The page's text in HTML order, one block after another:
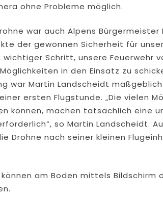
ohne Probleme möglich.
war auch Alpens Bürgermeister
der gewonnen Sicherheit für
Schritt, unsere Feuerwehr
in den Einsatz zu
war Martin Landscheidt
ersten Flugstunde. „Die vielen
können, machen tatsächlich eine
so Martin Landscheidt.
Drohne nach seiner kleinen
am Boden mittels Bildschirm